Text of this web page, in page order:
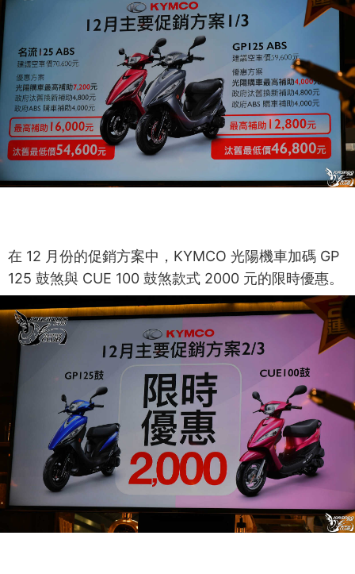
在 12 月份的促銷方案中，KYMCO 光陽機車加碼 GP
125 鼓煞與 CUE 100 鼓煞款式 2000 元的限時優惠。